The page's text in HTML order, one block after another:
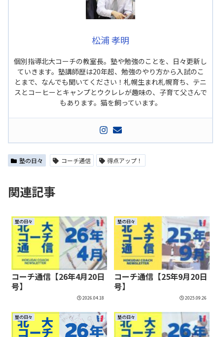
松浦 孝明
個別指導北大コーチの教室長。塾や勉強のことを、日々更新し
ていきます。塾講師歴は20年超、勉強のやり方から入試のこ
とまで、なんでも聞いてください！札幌生まれ札幌育ち、テニ
スとコーヒーとキャンプとウクレレが趣味の、子育て父さんで
もあります。猫を飼っています。
塾の日々 コーチ通信 得点アップ！
関連記事
塾の日々
コーチ通信【26年4月20日
号】
2026.04.18
塾の日々
コーチ通信【25年9月20日
号】
2025.09.26
塾の日々 塾の日々